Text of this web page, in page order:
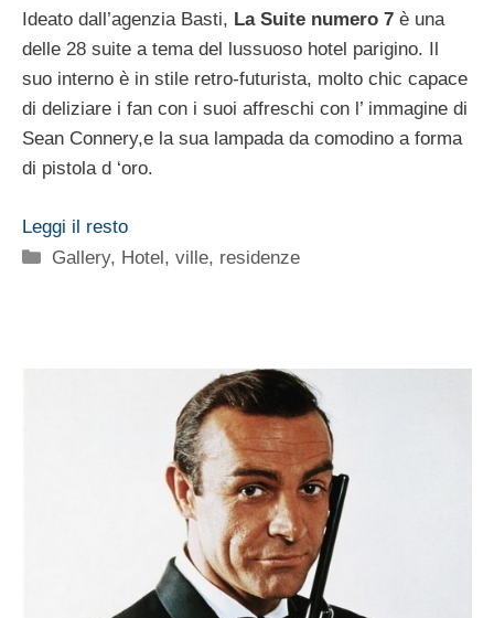
Ideato dall’agenzia Basti, La Suite numero 7 è una
delle 28 suite a tema del lussuoso hotel parigino. Il
suo interno è in stile retro-futurista, molto chic capace
di deliziare i fan con i suoi affreschi con l’ immagine di
Sean Connery,e la sua lampada da comodino a forma
di pistola d ‘oro.
Leggi il resto
Categorie
Gallery, Hotel, ville, residenze